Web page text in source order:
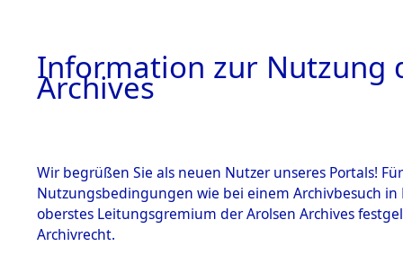
Information zur Nutzung
Archives
Wir begrüßen Sie als neuen Nutzer unseres Portals!
Nutzungsbedingungen wie bei einem Archivbesuch
oberstes Leitungsgremium der Arolsen Archives
Archivrecht.